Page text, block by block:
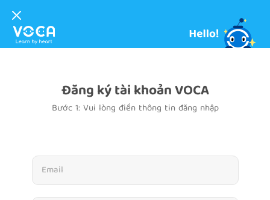
Đăng ký tài khoản VOCA
Bước 1: Vui lòng điền thông tin đăng nhập